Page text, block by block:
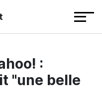
:
"une belle